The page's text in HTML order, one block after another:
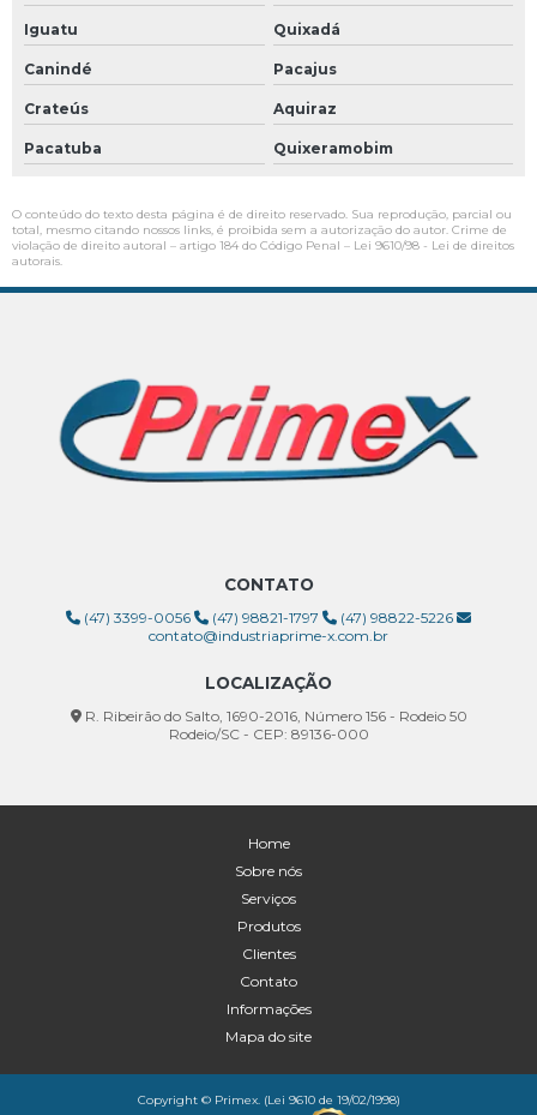
Iguatu Quixadá
Canindé Pacajus
Crateús Aquiraz
Pacatuba Quixeramobim
O conteúdo do texto desta página é de direito reservado. Sua reprodução, parcial ou
total, mesmo citando nossos links, é proibida sem a autorização do autor. Crime de
violação de direito autoral – artigo 184 do Código Penal – Lei 9610/98 - Lei de direitos
autorais.
CONTATO
(47) 3399-0056 (47) 98821-1797
(47) 98822-5226
contato@industriaprime-x.com.br
LOCALIZAÇÃO
R. Ribeirão do Salto, 1690-2016, Número 156 - Rodeio 50
Rodeio/SC - CEP: 89136-000
Home
Sobre nós
Serviços
Produtos
Clientes
Contato
Informações
Mapa do site
Copyright © Primex. (Lei 9610 de 19/02/1998)